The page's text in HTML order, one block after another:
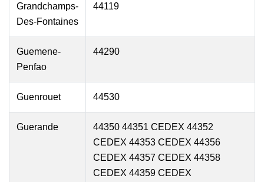
Grandchamps-
Des-Fontaines
44119
Guemene-
Penfao
44290
Guenrouet 44530
Guerande
44350 44351 CEDEX 44352
CEDEX 44353 CEDEX 44356
CEDEX 44357 CEDEX 44358
CEDEX 44359 CEDEX